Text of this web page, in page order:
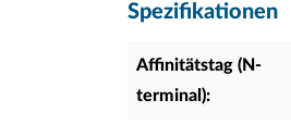
Spezifikationen
Affinitätstag (N-
terminal):